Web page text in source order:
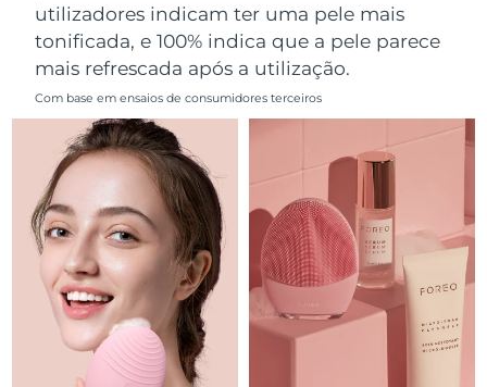
utilizadores indicam ter uma pele mais
tonificada, e 100% indica que a pele parece
mais refrescada após a utilização.
Com base em ensaios de consumidores terceiros
Polônia Entrega prevista
Portugal Entrega prevista
Porto Rico Entrega prevista8/10/26
Catar Entrega prevista
Reunião Entrega prevista
Romênia Entrega prevista8/8/26
Rússia Entrega prevista 8/16/26
Arábia Saudita